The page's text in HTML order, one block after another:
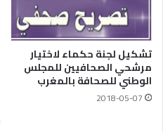
تشكيل لجنة حكماء لاختيار
مرشحي الصحافيين للمجلس
الوطني للصحافة بالمغرب
2018-05-07